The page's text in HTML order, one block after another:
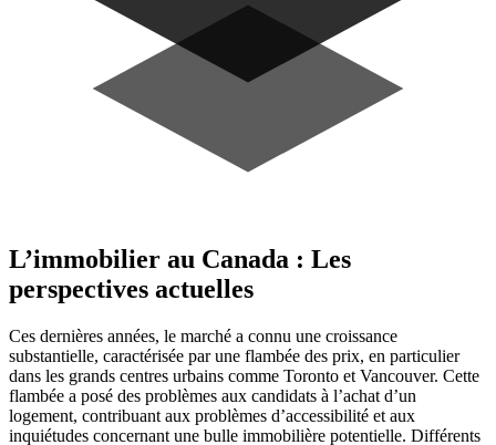
L’immobilier au Canada : Les
perspectives actuelles
Ces dernières années, le marché a connu une croissance
substantielle, caractérisée par une flambée des prix, en particulier
dans les grands centres urbains comme Toronto et Vancouver. Cette
flambée a posé des problèmes aux candidats à l’achat d’un
logement, contribuant aux problèmes d’accessibilité et aux
inquiétudes concernant une bulle immobilière potentielle. Différents